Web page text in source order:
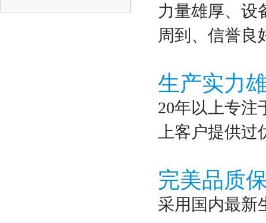
力量雄厚、设
周到、信誉良
生产实力
20年以上专注
上客户提供
完美品质
采用国内最新